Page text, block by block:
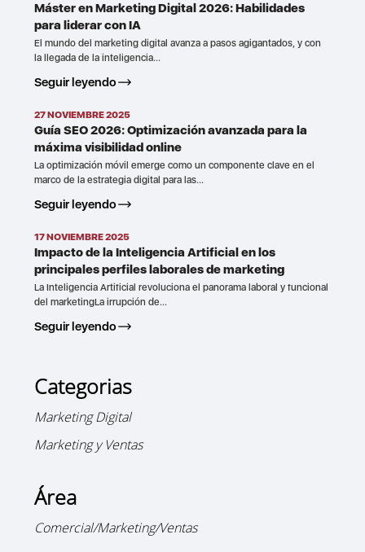
Máster en Marketing Digital 2026: Habilidades
para liderar con IA
El mundo del marketing digital avanza a pasos agigantados, y con
la llegada de la inteligencia...
Seguir leyendo
27 NOVIEMBRE 2025
Guía SEO 2026: Optimización avanzada para la
máxima visibilidad online
La optimización móvil emerge como un componente clave en el
marco de la estrategia digital para las...
Seguir leyendo
17 NOVIEMBRE 2025
Impacto de la Inteligencia Artificial en los
principales perfiles laborales de marketing
La Inteligencia Artificial revoluciona el panorama laboral y funcional
del marketingLa irrupción de...
Seguir leyendo
Categorias
Marketing Digital
Marketing y Ventas
Área
Comercial/Marketing/Ventas